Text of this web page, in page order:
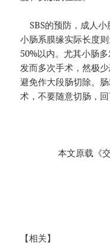
SBS的预防，成人
小肠系膜缘实际长度
50%以内。尤其小肠
发而多次手术，然极
避免作大段肠切除。
术，不要随意切肠，
本文原载《交通
【相关】